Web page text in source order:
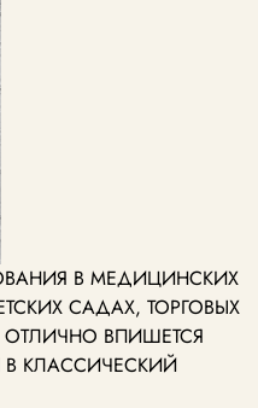
В МЕДИЦИНСКИХ
САДАХ, ТОРГОВЫХ
ВПИШЕТСЯ
В КЛАССИЧЕСКИЙ